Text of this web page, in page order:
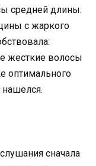
средней длины.
с жаркого
жесткие волосы
оптимального
нашелся.
сначала